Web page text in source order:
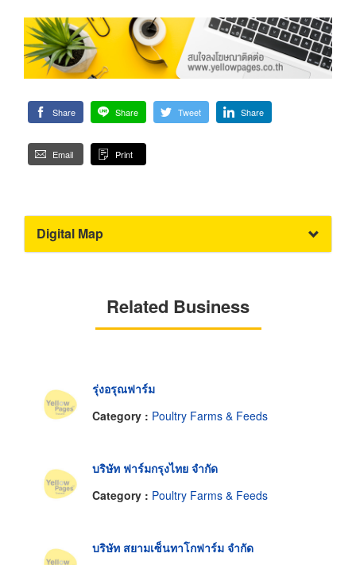
Share Share Tweet Share
Email Print
Digital Map
Related Business
รุ่งอรุณฟาร์ม
Category : Poultry Farms & Feeds
บริษัท ฟาร์มกรุงไทย จำกัด
Category : Poultry Farms & Feeds
บริษัท สยามเซ็นทาโกฟาร์ม จำกัด